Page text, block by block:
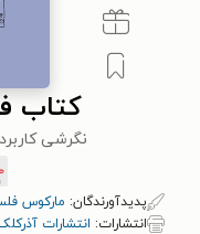
کتاب
نگرشی
پدیدآورندگان: مارکوس
انتشارات: انتشارات